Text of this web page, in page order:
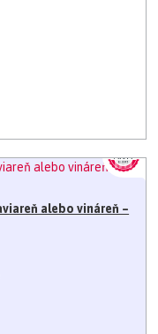
alebo vináreň –